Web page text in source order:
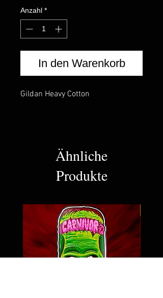
Anzahl *
In den Warenkorb
Gildan Heavy Cotton
Ähnliche
Produkte